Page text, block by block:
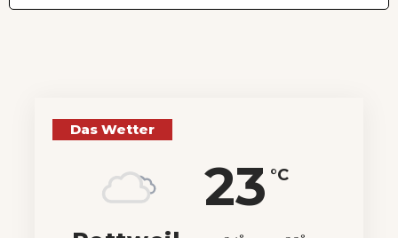
Das Wetter
23 °C